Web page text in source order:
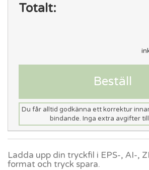
Totalt:
Beställ
Du får alltid godkänna ett korrektur
bindande. Inga extra avgifter
Ladda upp din tryckfil i EPS-, AI-,
format och tryck spara.